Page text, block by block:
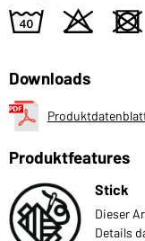
8 o d
Downloads
Produktfeatures
Stick
Dieser
Details